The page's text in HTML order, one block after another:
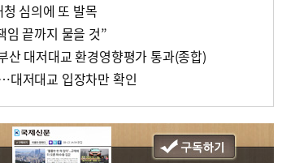
심의에 또 발목
임 끝까지 물을 것”
대저대교 환경영향평가 통과(종합)
대저대교 입장차만 확인